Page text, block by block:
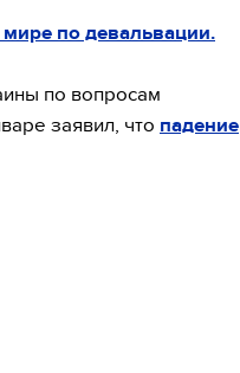
по девальвации.
по вопросам
заявил, что падение